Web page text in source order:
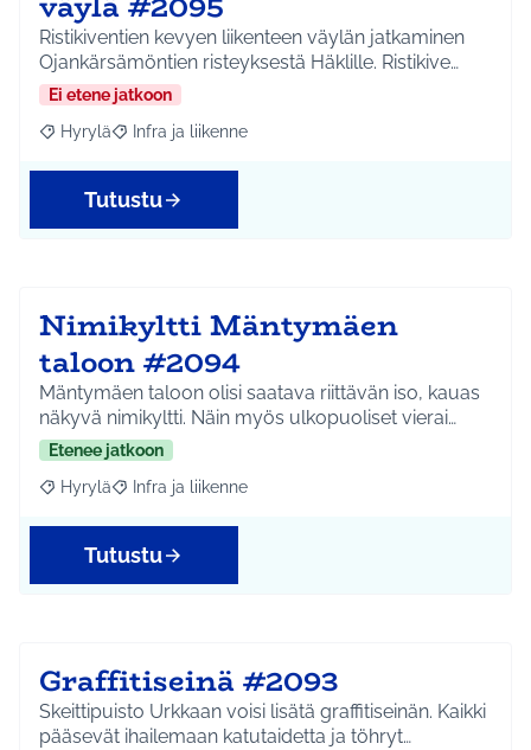
Ristikiventien kevyen liikenteen väylän jatkaminen
Ojankärsämöntien risteyksestä Häklille. Ristikive…
Ei etene jatkoon
Rajaa tulokset aihepiirin mukaan: Hyrylä
Hyrylä Rajaa tulokset teeman mukaan: Infra ja liikenne
Infra ja liikenne
Tutustu
Nimikyltti Mäntymäen
taloon #2094
Mäntymäen taloon olisi saatava riittävän iso, kauas
näkyvä nimikyltti. Näin myös ulkopuoliset vierai…
Etenee jatkoon
Rajaa tulokset aihepiirin mukaan: Hyrylä
Hyrylä Rajaa tulokset teeman mukaan: Infra ja liikenne
Infra ja liikenne
Tutustu
Graffitiseinä #2093
Skeittipuisto Urkkaan voisi lisätä graffitiseinän. Kaikki
pääsevät ihailemaan katutaidetta ja töhryt…